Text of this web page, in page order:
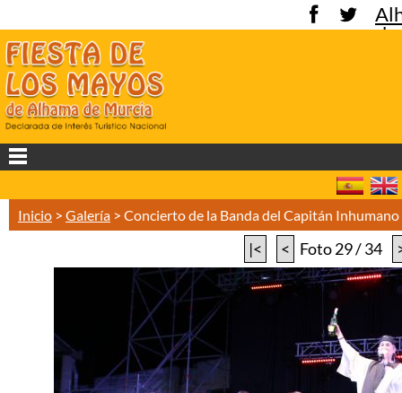
de
Inicio > Galería > Concierto de la Banda del Capitán
|< < Foto 29 / 34